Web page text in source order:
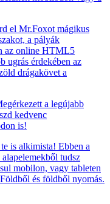
el Mr.Foxot mágikus
a pályák
az online HTML5
ugrás érdekében az
drágakövet a
a legújabb
kedvenc
is!
is alkimista! Ebben a
tudsz
mobilon, vagy tableten
és földből nyomás.